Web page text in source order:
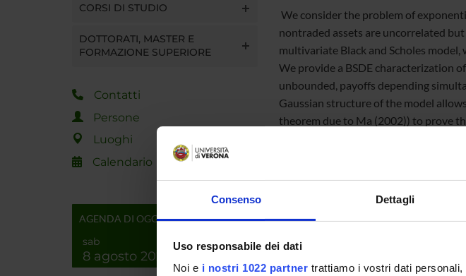
Consenso Dettagli
Uso responsabile dei dati
Noi e i nostri 1022 partner trattiamo i vostri dati
CORSI DI STUDIO
DOTTORATI, MASTER E
FORMAZIONE SUPERIORE
Contatti
Persone
Luoghi
Calendario
AGENDA DI OGGI
sab
8 agosto 2026
We consider the problem of
nontraded assets are uncorrelated
multivariate Black and Scholes
We provide a BSDE characterization
unbounded, payoffs depending
Gaussian structure of the model
theorem due to Ma (2002)) to prove
payoffs as a viscosity solution of a
identified essentially as the delta
general, we also obtain asymptotic
Finally, our results are applied to